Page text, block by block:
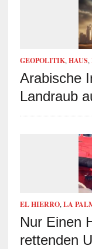
GEOPOLITIK,HAUS,
Arabische
Landraub
EL HIERRO,LA
Nur Einen
rettenden